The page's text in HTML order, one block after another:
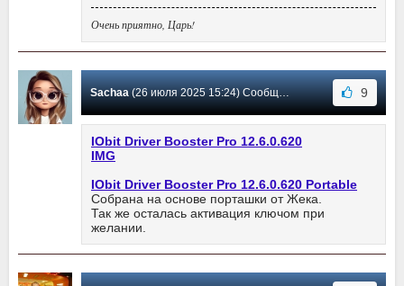
Очень приятно, Царь!
Sachaa(26 июля 2025 15:24) Сообщение #3686 9
IObit Driver Booster Pro 12.6.0.620
IMG
IObit Driver Booster Pro 12.6.0.620 Portable
Собрана на основе порташки от Жека.
Так же осталась активация ключом при
желании.